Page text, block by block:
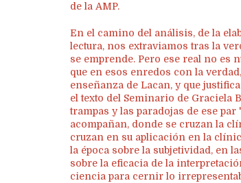
de la AMP.
En el camino del análisis, de la
lectura, nos extraviamos tras la
se emprende. Pero ese real no es
que en esos enredos con la
enseñanza de Lacan, y que
el texto del Seminario de Graciela
trampas y las paradojas de ese
acompañan, donde se cruzan la
cruzan en su aplicación en la
la época sobre la subjetividad, en
sobre la eficacia de la
ciencia para cernir lo